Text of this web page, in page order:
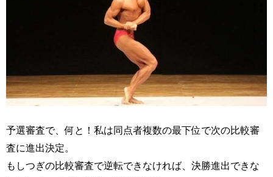
予選審査で、何と！私は同点者複数の最下位で次の比較審
査に進出決定。
もしつぎの比較審査で逆転できなければ、決勝進出できな